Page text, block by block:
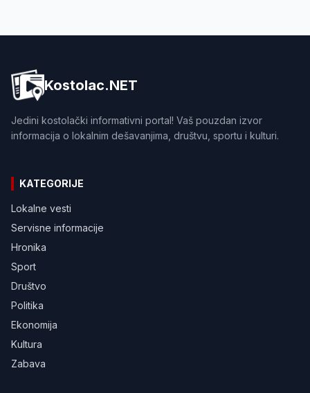
Kostolac.NET
Jedini kostolački informativni portal! Vaš pouzdan izvor
informacija o lokalnim dešavanjima, društvu, sportu i kulturi.
KATEGORIJE
Lokalne vesti
Servisne informacije
Hronika
Sport
Društvo
Politika
Ekonomija
Kultura
Zabava